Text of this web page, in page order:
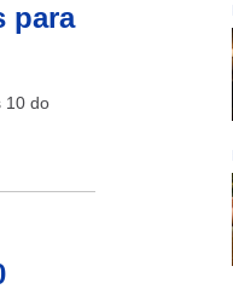
para
10 do